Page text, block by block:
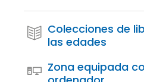
Colecciones de
las edades
Zona equipada